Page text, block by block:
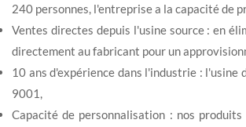
240 personnes, l'entreprise a la capacité de
Ventes directes depuis l'usine source : en
directement au fabricant pour un
10 ans d'expérience dans l'industrie :
9001,
Capacité de personnalisation : nos